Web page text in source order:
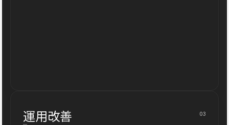
運用改善 03